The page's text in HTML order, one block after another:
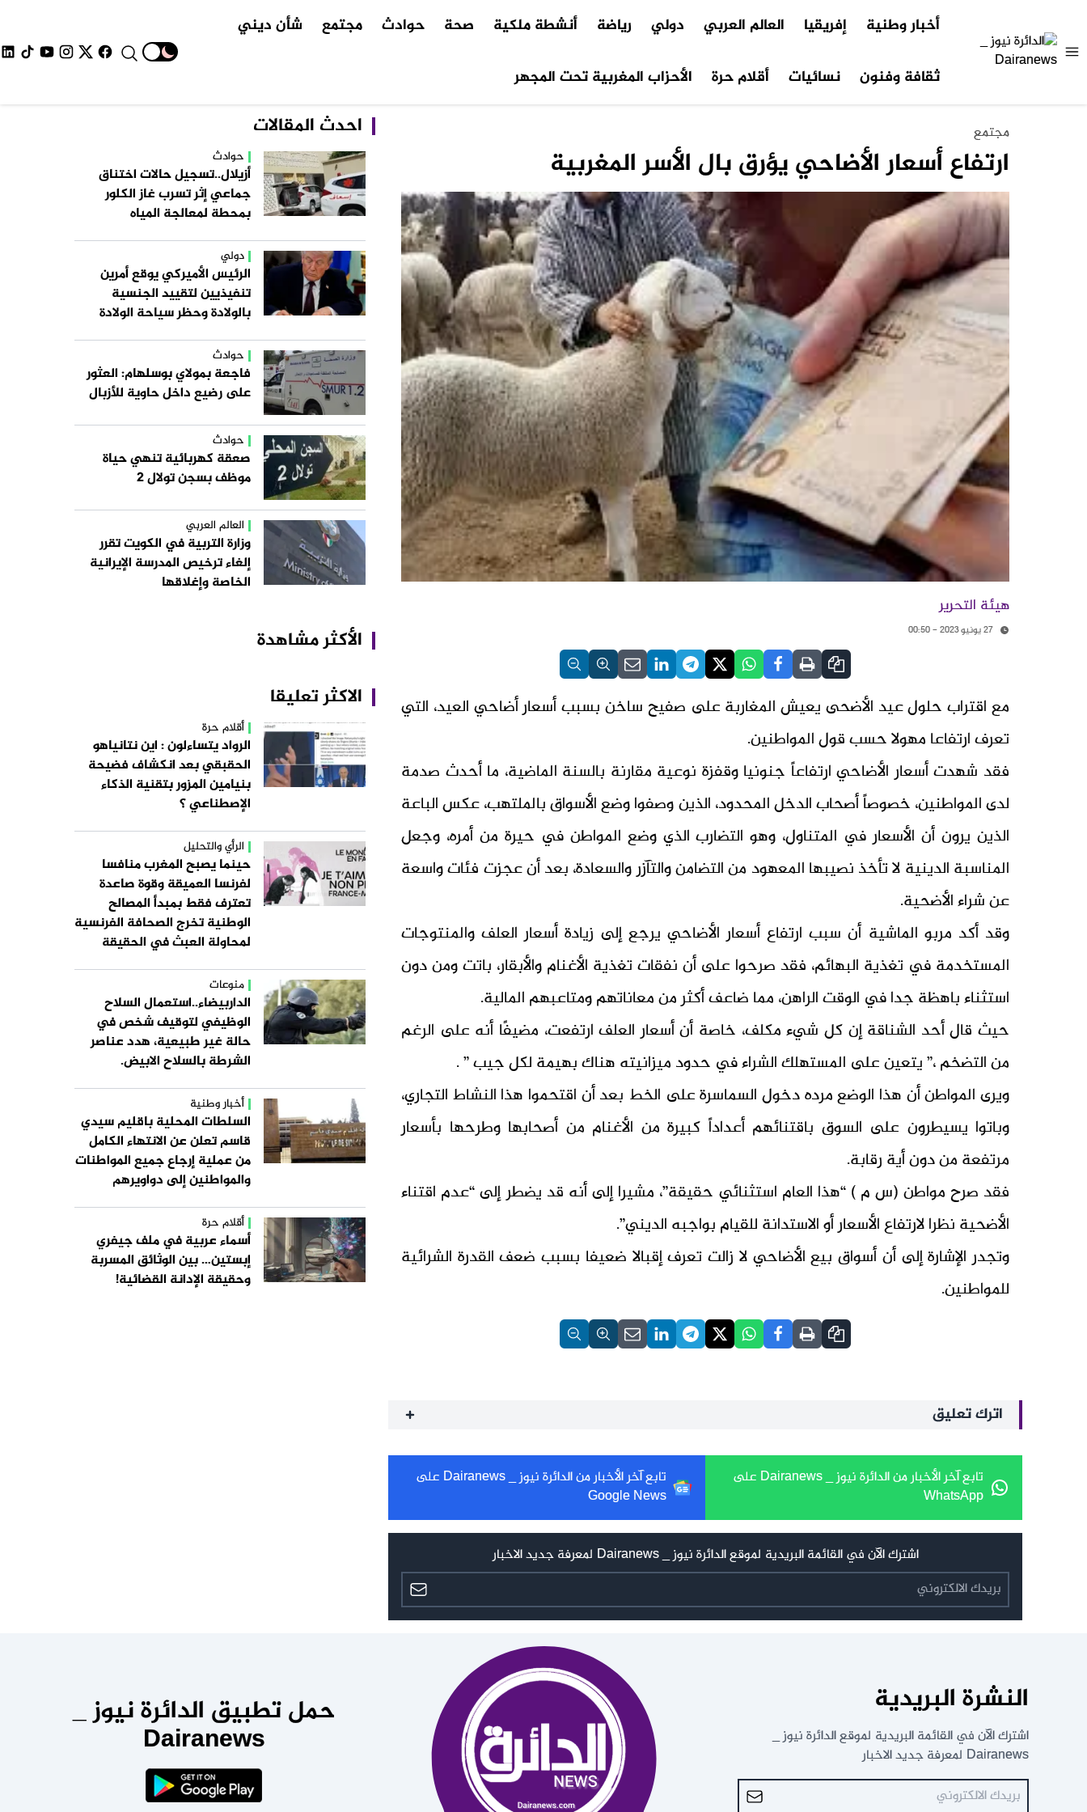
أخبار وطنية إفريقيا العالم العربي دولي رياضة أنشطة ملكية صحة حوادث مجتمع شأن ديني
ثقافة وفنون نسائيات أقلام حرة الأحزاب المغربية تحت المجهر
مجتمع
ارتفاع أسعار الأضاحي يؤرق بال الأسر المغربية
هيئة التحرير
27 يونيو 2023 - 00:50
مع اقتراب حلول عيد الأضحى يعيش المغاربة على صفيح ساخن بسبب أسعار أضاحي العيد، التي
تعرف ارتفاعا مهولا حسب قول المواطنين.
فقد شهدت أسعار الأضاحي ارتفاعاً جنونيا وقفزة نوعية مقارنة بالسنة الماضية، ما أحدث صدمة
لدى المواطنين، خصوصاً أصحاب الدخل المحدود، الذين وصفوا وضع الأسواق بالملتهب، عكس الباعة
الذين يرون أن الأسعار في المتناول، وهو التضارب الذي وضع المواطن في حيرة من أمره، وجعل
المناسبة الدينية لا تأخذ نصيبها المعهود من التضامن والتآزر والسعادة، بعد أن عجزت فئات واسعة
عن شراء الأضحية.
وقد أكد مربو الماشية أن سبب ارتفاع أسعار الأضاحي يرجع إلى زيادة أسعار العلف والمنتوجات
المستخدمة في تغذية البهائم، فقد صرحوا على أن نفقات تغذية الأغنام والأبقار، باتت ومن دون
استثناء باهظة جدا في الوقت الراهن، مما ضاعف أكثر من معاناتهم ومتاعبهم المالية.
حيث قال أحد الشناقة إن كل شيء مكلف، خاصة أن أسعار العلف ارتفعت، مضيفًا أنه على الرغم
من التضخم ،” يتعين على المستهلك الشراء في حدود ميزانيته هناك بهيمة لكل جيب ” .
ويرى المواطن أن هذا الوضع مرده دخول السماسرة على الخط بعد أن اقتحموا هذا النشاط التجاري،
وباتوا يسيطرون على السوق باقتنائهم أعداداً كبيرة من الأغنام من أصحابها وطرحها بأسعار
مرتفعة من دون أية رقابة.
فقد صرح مواطن (س م ) “هذا العام استثنائي حقيقة”، مشيرا إلى أنه قد يضطر إلى “عدم اقتناء
الأضحية نظرا لارتفاع الأسعار أو الاستدانة للقيام بواجبه الديني”.
وتجدر الإشارة إلى أن أسواق بيع الأضاحي لا زالت تعرف إقبالا ضعيفا بسبب ضعف القدرة الشرائية
للمواطنين.
اترك تعليق
تابع آخر الأخبار من الدائرة نيوز _ Dairanews على
WhatsApp
تابع آخر الأخبار من الدائرة نيوز _ Dairanews على
Google News
اشترك الآن في القائمة البريدية لموقع الدائرة نيوز _ Dairanews لمعرفة جديد الاخبار
احدث المقالات
حوادث
أزيلال..تسجيل حالات اختناق
جماعي إثر تسرب غاز الكلور
بمحطة لمعالجة المياه
دولي
الرئيس الأميركي يوقع أمرين
تنفيذيين لتقييد الجنسية
بالولادة وحظر سياحة الولادة
حوادث
فاجعة بمولاي بوسلهام: العثور
على رضيع داخل حاوية للأزبال
حوادث
صعقة كهربائية تنهي حياة
موظف بسجن تولال 2
العالم العربي
وزارة التربية في الكويت تقرر
إلغاء ترخيص المدرسة الإيرانية
الخاصة وإغلاقها
الأكثر مشاهدة
الاكثر تعليقا
أقلام حرة
الرواد يتساءلون : اين نتانياهو
الحقبقي بعد انكشاف فضيحة
بنيامين المزور بتقنية الذكاء
الإصطناعي ؟
الرأي والتحليل
حينما يصبح المغرب منافسا
لفرنسا العميقة وقوة صاعدة
تعترف فقط بمبدأ المصالح
الوطنية تخرج الصحافة الفرنسية
لمحاولة العبث في الحقيقة
منوعات
الداربيضاء..استعمال السلاح
الوظيفي لتوقيف شخص في
حالة غير طبيعية، هدد عناصر
الشرطة بالسلاح الابيض.
أخبار وطنية
السلطات المحلية باقليم سيدي
قاسم تعلن عن الانتهاء الكامل
من عملية إرجاع جميع المواطنات
والمواطنين إلى دواويرهم
أقلام حرة
أسماء عربية في ملف جيفري
إبستين… بين الوثائق المسربة
وحقيقة الإدانة القضائية!
النشرة البريدية
اشترك الآن في القائمة البريدية لموقع الدائرة نيوز _
Dairanews لمعرفة جديد الاخبار
حمل تطبيق الدائرة نيوز _
Dairanews